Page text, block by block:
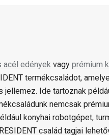
acél edények vagy prémium
termékcsaládot,
Ide tartoznak
nemcsak
konyhai robotgépet,
család tagjai